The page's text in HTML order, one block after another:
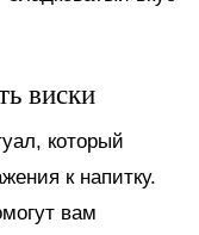
виски
который
к напитку.
вам